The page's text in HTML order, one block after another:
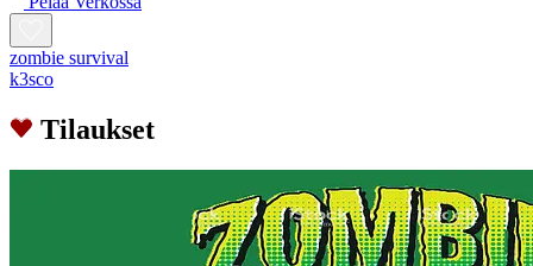
zombie survival
k3sco
Tilaukset